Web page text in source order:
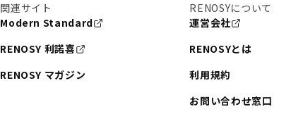
関連サイト
Modern Standard
RENOSY 利諾喜
RENOSY マガジン
RENOSYについて
運営会社
RENOSYとは
利用規約
お問い合わせ窓口